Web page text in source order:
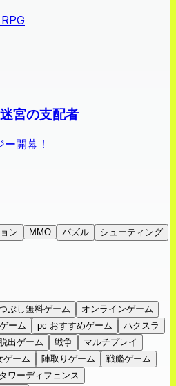
宮の支配者
開幕！
ン MMO パズル
シューティング
ぶし無料ゲーム
オンラインゲーム
ーム pc おすすめゲーム
ハクスラ
脱出ゲーム 戦争
マルチプレイ
ゲーム 陣取りゲーム
戦艦ゲーム
タワーディフェンス